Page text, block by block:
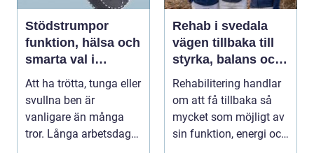
Stödstrumpor
funktion, hälsa och
smarta val i
vardagen
Att ha trötta, tunga eller
svullna ben är
vanligare än många
tror. Långa arbetsdagar
Rehab i svedala
vägen tillbaka till
styrka, balans och
vardag
Rehabilitering handlar
om att få tillbaka så
mycket som möjligt av
sin funktion, energi och